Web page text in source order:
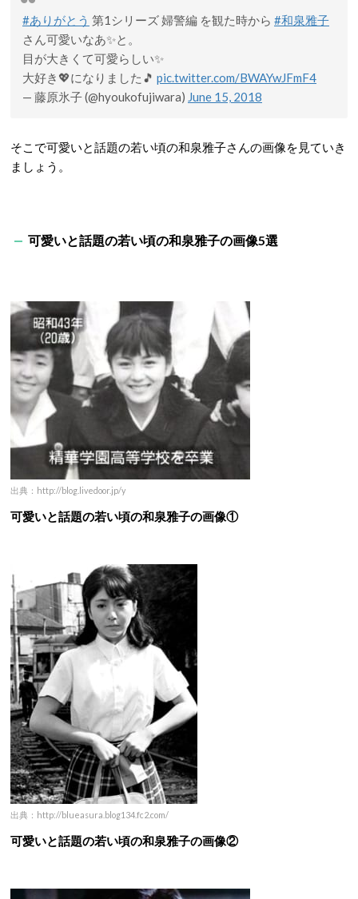
#ありがとう 第1シリーズ 婦警編 を観た時から #和泉雅子
さん可愛いなあ✨と。
目が大きくて可愛らしい✨
大好き💖になりました🎵 pic.twitter.com/BWAYwJFmF4
— 藤原氷子 (@hyoukofujiwara) June 15, 2018
そこで可愛いと話題の若い頃の和泉雅子さんの画像を見ていき
ましょう。
可愛いと話題の若い頃の和泉雅子の画像5選
出典：http://blog.livedoor.jp/y
可愛いと話題の若い頃の和泉雅子の画像①
出典：http://blueasura.blog134.fc2.com/
可愛いと話題の若い頃の和泉雅子の画像②